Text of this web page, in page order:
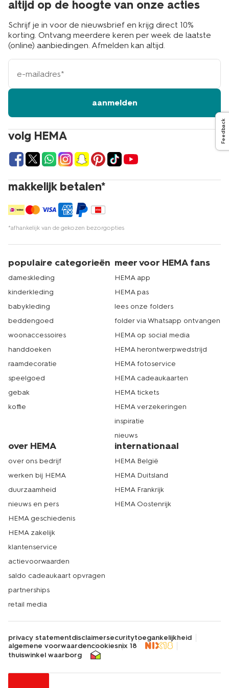
volg HEMA
makkelijk betalen*
*afhankelijk van de gekozen bezorgopties
altijd op de hoogte van onze acties
Schrijf je in voor de nieuwsbrief en krijg direct 10%
korting. Ontvang meerdere keren per week de laatste
(online) aanbiedingen. Afmelden kan altijd.
e-
mailadres
aanmelden
populaire categorieën
dameskleding
kinderkleding
babykleding
beddengoed
woonaccessoires
handdoeken
raamdecoratie
speelgoed
gebak
koffie
meer voor HEMA fans
HEMA app
HEMA pas
lees onze folders
folder via Whatsapp ontvangen
HEMA op social media
HEMA herontwerpwedstrijd
HEMA fotoservice
HEMA cadeaukaarten
HEMA tickets
HEMA verzekeringen
inspiratie
nieuws
over HEMA
over ons bedrijf
werken bij HEMA
duurzaamheid
nieuws en pers
HEMA geschiedenis
HEMA zakelijk
klantenservice
actievoorwaarden
saldo cadeaukaart opvragen
partnerships
retail media
internationaal
HEMA België
HEMA Duitsland
HEMA Frankrijk
HEMA Oostenrijk
privacy statementdisclaimersecuritytoegankelijkheid
algemene voorwaardencookiesnix 18
thuiswinkel waarborg
Feedback